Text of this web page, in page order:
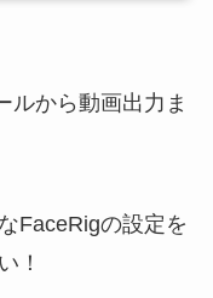
ルから動画出力ま
FaceRigの設定を
！